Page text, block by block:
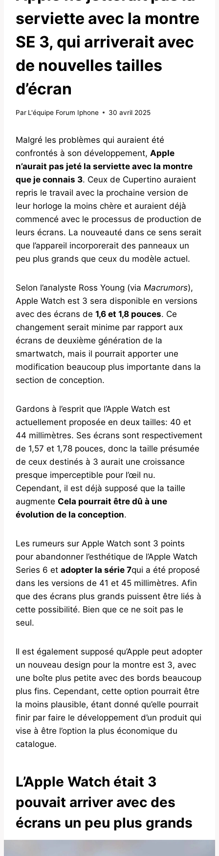
serviette avec la montre
SE 3, qui arriverait avec
de nouvelles tailles
d’écran
Par L'équipe Forum Iphone 30 avril 2025
Malgré les problèmes qui auraient été
confrontés à son développement, Apple
n’aurait pas jeté la serviette avec la montre
que je connais 3. Ceux de Cupertino auraient
repris le travail avec la prochaine version de
leur horloge la moins chère et auraient déjà
commencé avec le processus de production de
leurs écrans. La nouveauté dans ce sens serait
que l’appareil incorporerait des panneaux un
peu plus grands que ceux du modèle actuel.
Selon l’analyste Ross Young (via Macrumors),
Apple Watch est 3 sera disponible en versions
avec des écrans de 1,6 et 1,8 pouces. Ce
changement serait minime par rapport aux
écrans de deuxième génération de la
smartwatch, mais il pourrait apporter une
modification beaucoup plus importante dans la
section de conception.
Gardons à l’esprit que l’Apple Watch est
actuellement proposée en deux tailles: 40 et
44 millimètres. Ses écrans sont respectivement
de 1,57 et 1,78 pouces, donc la taille présumée
de ceux destinés à 3 aurait une croissance
presque imperceptible pour l’œil nu.
Cependant, il est déjà supposé que la taille
augmente Cela pourrait être dû à une
évolution de la conception.
Les rumeurs sur Apple Watch sont 3 points
pour abandonner l’esthétique de l’Apple Watch
Series 6 et adopter la série 7qui a été proposé
dans les versions de 41 et 45 millimètres. Afin
que des écrans plus grands puissent être liés à
cette possibilité. Bien que ce ne soit pas le
seul.
Il est également supposé qu’Apple peut adopter
un nouveau design pour la montre est 3, avec
une boîte plus petite avec des bords beaucoup
plus fins. Cependant, cette option pourrait être
la moins plausible, étant donné qu’elle pourrait
finir par faire le développement d’un produit qui
vise à être l’option la plus économique du
catalogue.
L’Apple Watch était 3
pouvait arriver avec des
écrans un peu plus grands